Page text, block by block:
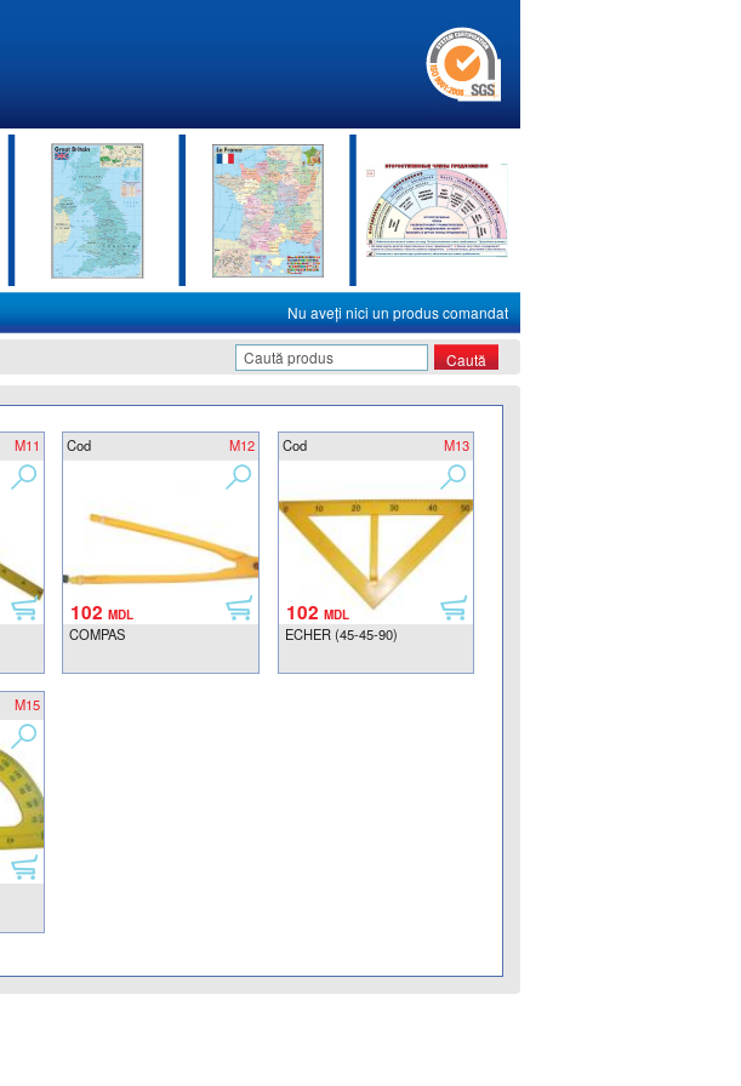
Nu aveţi nici un produs comandat
M11 Cod M12
COMPAS
102MDL
Cod M13
ECHER (45-45-90)
102 MDL
M15